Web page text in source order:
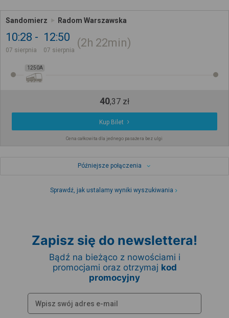
Sandomierz Radom Warszawska
10:28
07 sierpnia
12:50
07 sierpnia
2h 22min
1250A
40,37 zł
Kup Bilet
Cena całkowita dla jednego pasażera bez ulgi
Późniejsze połączenia
Sprawdź, jak ustalamy wyniki wyszukiwania
Zapisz się do newslettera!
Bądź na bieżąco z nowościami i
promocjami oraz otrzymaj kod
promocyjny